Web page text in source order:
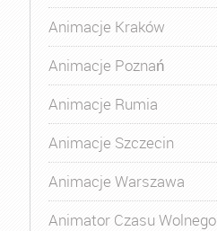
Animacje Kraków
Animacje Poznań
Animacje Rumia
Animacje Szczecin
Animacje Warszawa
Animator Czasu Wolnego